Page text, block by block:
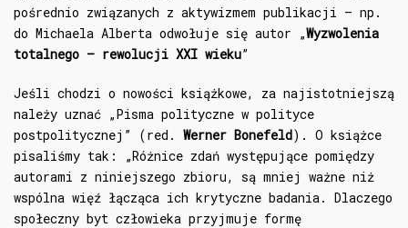
pośrednio związanych z aktywizmem publikacji – np.
do Michaela Alberta odwołuje się autor „Wyzwolenia
totalnego – rewolucji XXI wieku”
Jeśli chodzi o nowości książkowe, za najistotniejszą
należy uznać „Pisma polityczne w polityce
postpolitycznej” (red. Werner Bonefeld). O książce
pisaliśmy tak: „Różnice zdań występujące pomiędzy
autorami z niniejszego zbioru, są mniej ważne niż
wspólna więź łącząca ich krytyczne badania. Dlaczego
społeczny byt człowieka przyjmuje formę